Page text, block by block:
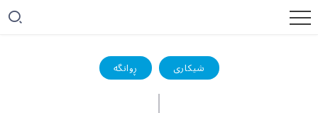
ڕوانگە شیکاری